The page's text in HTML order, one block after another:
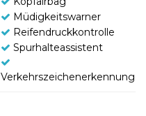
Müdigkeitswarner
Reifendruckkontrolle
Spurhalteassistent
Verkehrszeichenerkennung